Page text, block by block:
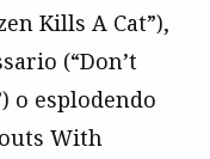
Kills A Cat”),
(“Don’t
o esplodendo
With